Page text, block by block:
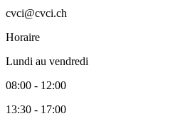
cvci@cvci.ch
Horaire
Lundi au vendredi
08:00 - 12:00
13:30 - 17:00